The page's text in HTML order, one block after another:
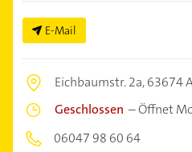
E-Mail
Eichbaumstr. 2a,63674
Geschlossen –Öffnet
06047 98 60 64